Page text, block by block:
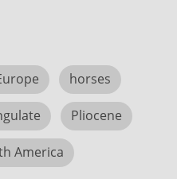
horses
Pliocene
America